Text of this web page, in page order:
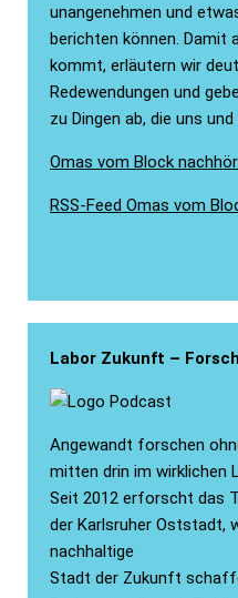
unangenehmen und
berichten können. Damit
kommt, erläutern wir
Redewendungen und
zu Dingen ab, die uns
Omas vom Block
RSS-Feed Omas vom
Labor Zukunft –
Angewandt forschen
mitten drin im wirklichen
Seit 2012 erforscht das
der Karlsruher Oststadt,
nachhaltige
Stadt der Zukunft